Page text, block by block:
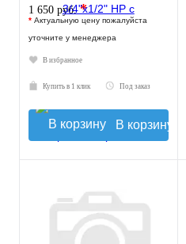
1 650 руб.*
* Актуальную цену пожалуйста
уточните у менеджера
В избранное
Купить в 1 клик Под заказ
В корзину